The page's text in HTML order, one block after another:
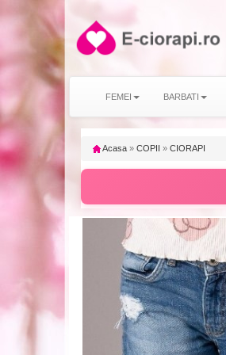
FEMEI BARBATI
Acasa » COPII » CIORAPI